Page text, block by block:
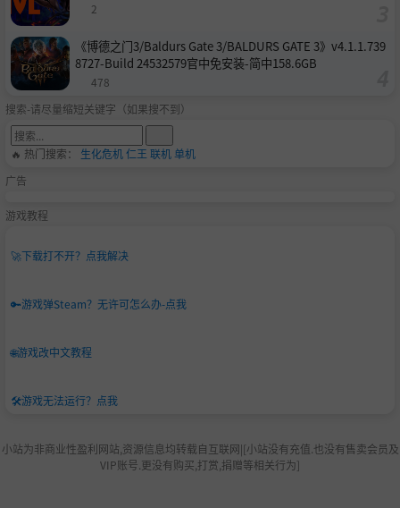
2
《博德之门3/Baldurs Gate 3/BALDURS GATE 3》v4.1.1.739
8727-Build 24532579官中免安装-简中158.6GB
478
搜索-请尽量缩短关键字（如果搜不到）
🔥 热门搜索： 生化危机仁王联机单机
广告
游戏教程
🚀下载打不开？点我解决
🔑游戏弹Steam？无许可怎么办-点我
🌐游戏改中文教程
🛠️游戏无法运行？点我
小站为非商业性盈利网站,资源信息均转载自互联网|[小站没有充值.也没有售卖会员及
VIP账号.更没有购买,打赏,捐赠等相关行为]